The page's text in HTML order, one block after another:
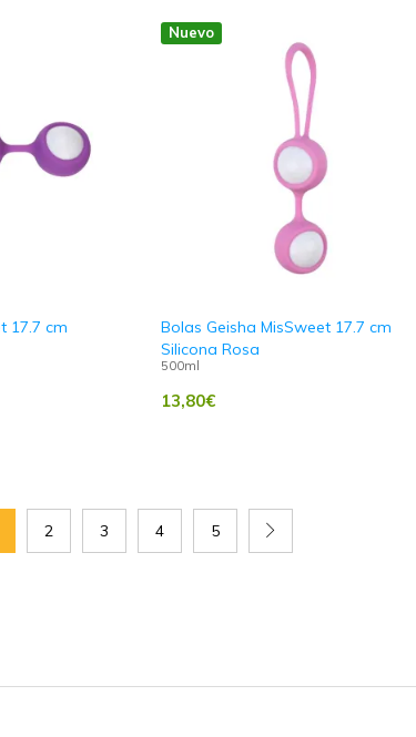
17.7 cm
Nuevo
Bolas Geisha MisSweet 17.7 cm
Silicona Rosa
500ml
13,80€
2 3 4 5